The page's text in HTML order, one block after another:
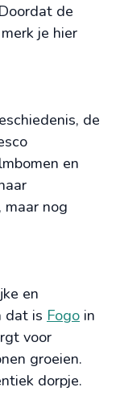
de
je hier
de
en
nog
en
dat is Fogo in
voor
groeien.
dorpje.